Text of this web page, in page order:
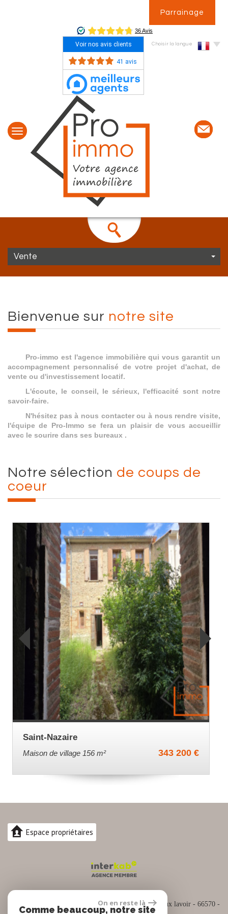
Parrainage
Voir nos avis clients
41 avis
Choisir la langue
Vente
Bienvenue sur notre site
Pro-immo est l'agence immobilière qui vous garantit un
accompagnement personnalisé de votre projet d'achat, de
vente ou d'investissement locatif.
L'écoute, le conseil, le sérieux, l'efficacité sont notre
savoir-faire.
N'hésitez pas à nous contacter ou à nous rendre visite,
l'équipe de Pro-Immo se fera un plaisir de vous accueillir
avec le sourire dans ses bureaux .
Notre sélection de coups de
coeur
343 200 € Duplex 62.29 m²
Espace propriétaires
Espace commercial Cap Sud Rue du vieux lavoir - 66570 -
On en reste là
Comme beaucoup, notre site